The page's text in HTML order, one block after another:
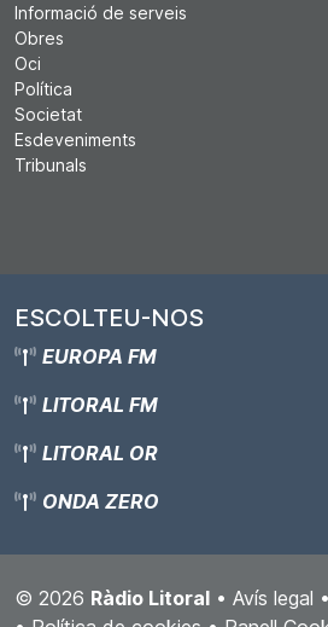
Informació de serveis
Obres
Oci
Política
Societat
Esdeveniments
Tribunals
ESCOLTEU-NOS
EUROPA FM
LITORAL FM
LITORAL OR
ONDA ZERO
© 2026 Ràdio Litoral • Avís legal •